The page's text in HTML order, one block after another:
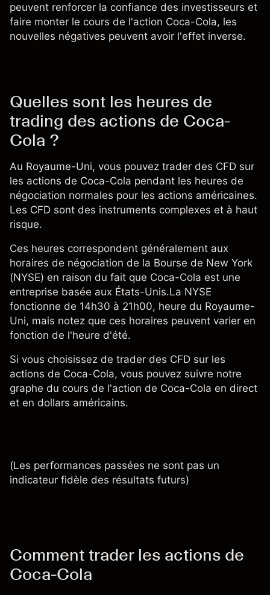
peuvent renforcer la confiance des investisseurs et
faire monter le cours de l'action Coca-Cola, les
nouvelles négatives peuvent avoir l'effet inverse.
Quelles sont les heures de
trading des actions de Coca-
Cola ?
Au Royaume-Uni, vous pouvez trader des CFD sur
les actions de Coca-Cola pendant les heures de
négociation normales pour les actions américaines.
Les CFD sont des instruments complexes et à haut
risque.
Ces heures correspondent généralement aux
horaires de négociation de la Bourse de New York
(NYSE) en raison du fait que Coca-Cola est une
entreprise basée aux États-Unis.La NYSE
fonctionne de 14h30 à 21h00, heure du Royaume-
Uni, mais notez que ces horaires peuvent varier en
fonction de l'heure d'été.
Si vous choisissez de trader des CFD sur les
actions de Coca-Cola, vous pouvez suivre notre
graphe du cours de l'action de Coca-Cola en direct
et en dollars américains.
(Les performances passées ne sont pas un
indicateur fidèle des résultats futurs)
Comment trader les actions de
Coca-Cola